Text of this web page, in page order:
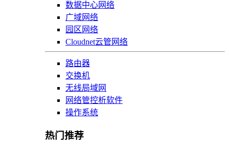
数据中心网络
广域网络
园区网络
Cloudnet云管网络
路由器
交换机
无线局域网
网络管控析软件
操作系统
热门推荐